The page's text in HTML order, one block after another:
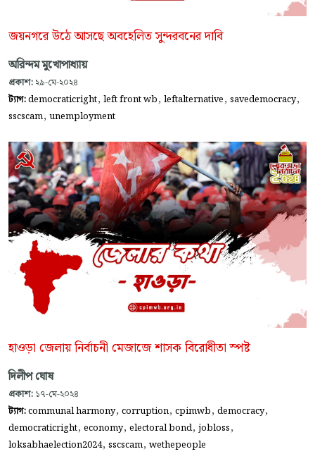
জয়নগরে উঠে আসছে অবহেলিত সুন্দরবনের দাবি
অরিন্দম মুখোপাধ্যায়
প্রকাশ: ২৯-মে-২০২৪
ট্যাগ:democraticright, left front wb, leftalternative, savedemocracy,
sscscam, unemployment
হাওড়া জেলায় নির্বাচনী মেজাজে শাসক বিরোধীতা স্পষ্ট
দিলীপ ঘোষ
প্রকাশ: ১৭-মে-২০২৪
ট্যাগ:communal harmony, corruption, cpimwb, democracy,
democraticright, economy, electoral bond, jobloss,
loksabhaelection2024, sscscam, wethepeople